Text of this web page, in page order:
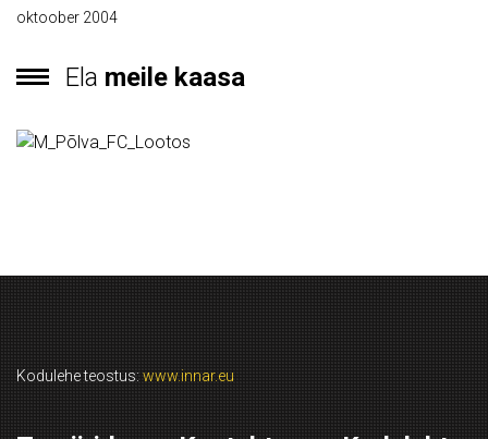
oktoober 2004
Ela meile kaasa
Kodulehe teostus: www.innar.eu